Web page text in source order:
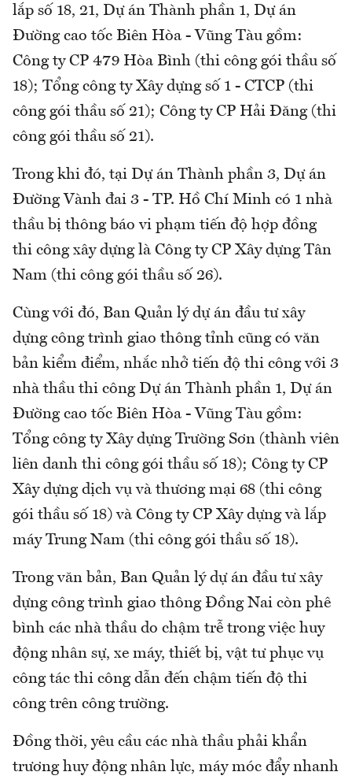
lắp số 18, 21, Dự án Thành phần 1, Dự án
Đường cao tốc Biên Hòa - Vũng Tàu gồm:
Công ty CP 479 Hòa Bình (thi công gói thầu số
18); Tổng công ty Xây dựng số 1 - CTCP (thi
công gói thầu số 21); Công ty CP Hải Đăng (thi
công gói thầu số 21).
Trong khi đó, tại Dự án Thành phần 3, Dự án
Đường Vành đai 3 - TP. Hồ Chí Minh có 1 nhà
thầu bị thông báo vi phạm tiến độ hợp đồng
thi công xây dựng là Công ty CP Xây dựng Tân
Nam (thi công gói thầu số 26).
Cùng với đó, Ban Quản lý dự án đầu tư xây
dựng công trình giao thông tỉnh cũng có văn
bản kiểm điểm, nhắc nhở tiến độ thi công với 3
nhà thầu thi công Dự án Thành phần 1, Dự án
Đường cao tốc Biên Hòa - Vũng Tàu gồm:
Tổng công ty Xây dựng Trường Sơn (thành viên
liên danh thi công gói thầu số 18); Công ty CP
Xây dựng dịch vụ và thương mại 68 (thi công
gói thầu số 18) và Công ty CP Xây dựng và lắp
máy Trung Nam (thi công gói thầu số 18).
Trong văn bản, Ban Quản lý dự án đầu tư xây
dựng công trình giao thông Đồng Nai còn phê
bình các nhà thầu do chậm trễ trong việc huy
động nhân sự, xe máy, thiết bị, vật tư phục vụ
công tác thi công dẫn đến chậm tiến độ thi
công trên công trường.
Đồng thời, yêu cầu các nhà thầu phải khẩn
trương huy động nhân lực, máy móc đẩy nhanh